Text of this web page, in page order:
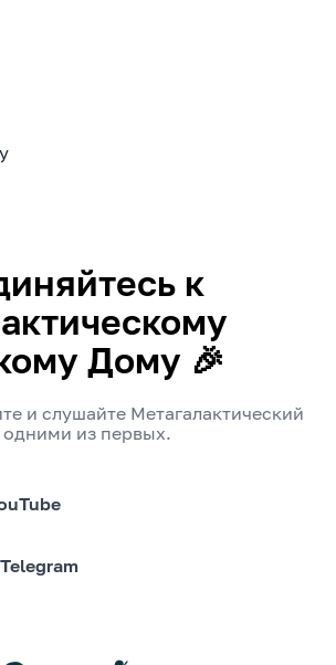
к
Дому 🎉
и слушайте Метагалактический
из первых.